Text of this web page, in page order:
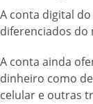
A conta digital
diferenciados do
A conta ainda
dinheiro como
celular e outras